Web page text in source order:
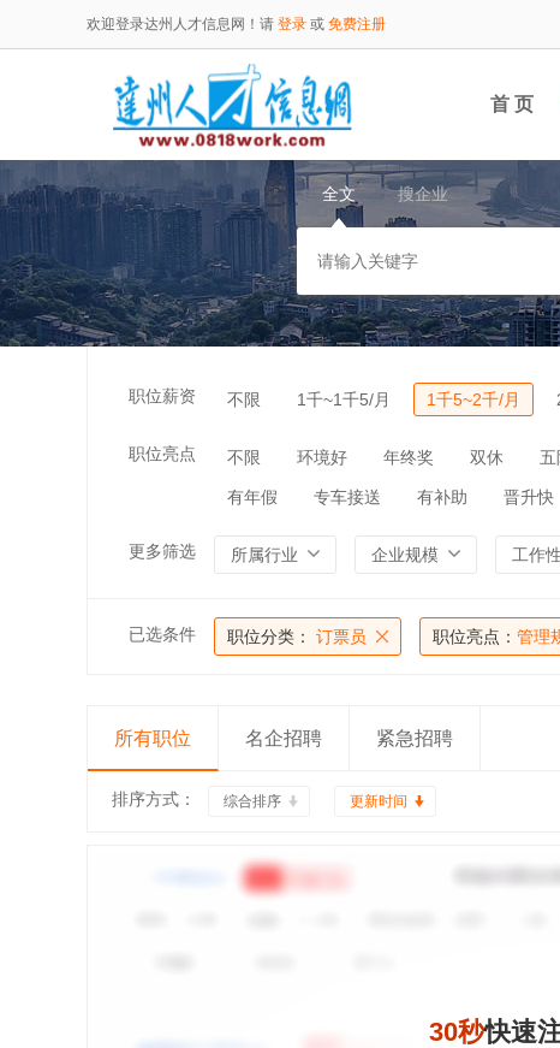
欢迎登录达州人才信息网！请 登录 或 免费注册
首 页
全文 搜企业
职位薪资 不限 1千~1千5/月 1千5~2千/月
职位亮点 不限 环境好 年终奖 双休
有年假 专车接送 有补助 晋升快
更多筛选 所属行业 企业规模 工作
已选条件 职位分类： 订票员 职位亮点： 管理
所有职位 名企招聘 紧急招聘
排序方式： 综合排序 更新时间
30秒快速